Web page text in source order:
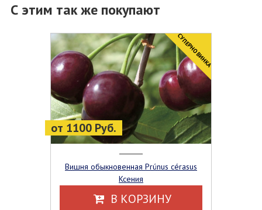
С этим так же покупают
от 1100 Руб.
CУПЕРНОВИНКА
Вишня обыкновенная Prúnus cérasus
Ксения
В КОРЗИНУ